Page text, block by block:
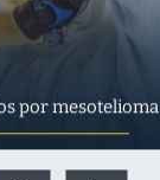
por mesotelioma